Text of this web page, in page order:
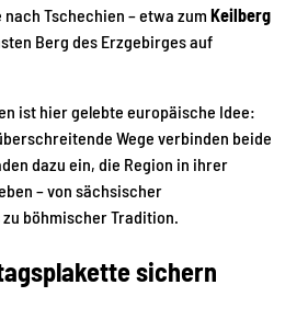
Tschechien – etwa zum Keilberg
Berg des Erzgebirges auf
ist hier gelebte europäische Idee:
Wege verbinden beide
dazu ein, die Region in ihrer
– von sächsischer
böhmischer Tradition.
sichern